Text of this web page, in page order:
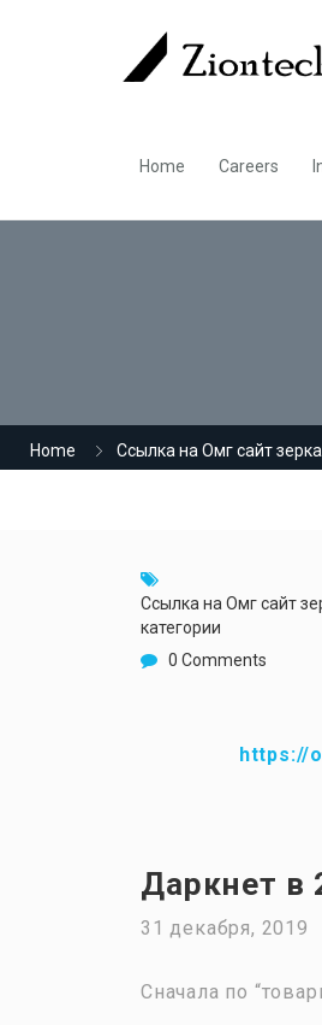
Home Careers
Home Ссылка на Омг сайт
Ссылка на Омг сайт
категории
0 Comments
https://
Даркнет в
31 декабря, 2019
Сначала по